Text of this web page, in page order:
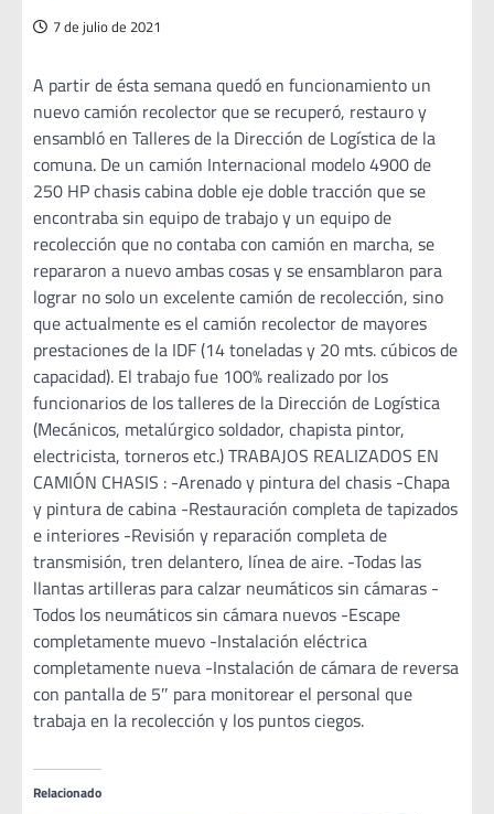
7 de julio de 2021
A partir de ésta semana quedó en funcionamiento un
nuevo camión recolector que se recuperó, restauro y
ensambló en Talleres de la Dirección de Logística de la
comuna. De un camión Internacional modelo 4900 de
250 HP chasis cabina doble eje doble tracción que se
encontraba sin equipo de trabajo y un equipo de
recolección que no contaba con camión en marcha, se
repararon a nuevo ambas cosas y se ensamblaron para
lograr no solo un excelente camión de recolección, sino
que actualmente es el camión recolector de mayores
prestaciones de la IDF (14 toneladas y 20 mts. cúbicos de
capacidad). El trabajo fue 100% realizado por los
funcionarios de los talleres de la Dirección de Logística
(Mecánicos, metalúrgico soldador, chapista pintor,
electricista, torneros etc.) TRABAJOS REALIZADOS EN
CAMIÓN CHASIS : -Arenado y pintura del chasis -Chapa
y pintura de cabina -Restauración completa de tapizados
e interiores -Revisión y reparación completa de
transmisión, tren delantero, línea de aire. -Todas las
llantas artilleras para calzar neumáticos sin cámaras -
Todos los neumáticos sin cámara nuevos -Escape
completamente muevo -Instalación eléctrica
completamente nueva -Instalación de cámara de reversa
con pantalla de 5″ para monitorear el personal que
trabaja en la recolección y los puntos ciegos.
Relacionado